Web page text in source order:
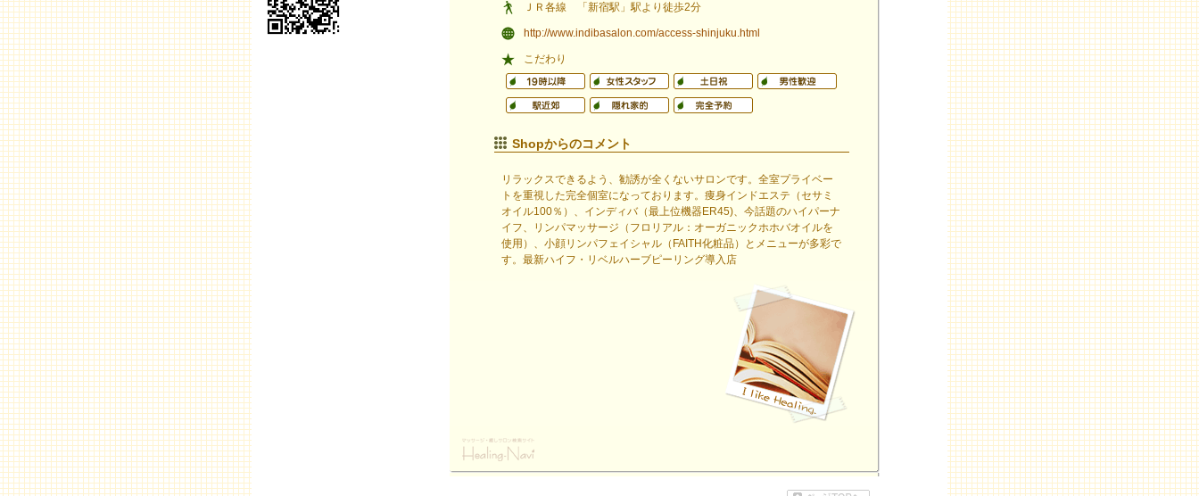
ＪＲ各線 「新宿駅」駅より徒歩2分
http://www.indibasalon.com/access-shinjuku.html
こだわり
Shopからのコメント
リラックスできるよう、勧誘が全くないサロンです。全室プライベー
トを重視した完全個室になっております。痩身インドエステ（セサミ
オイル100％）、インディバ（最上位機器ER45)、今話題のハイパーナ
イフ、リンパマッサージ（フロリアル：オーガニックホホバオイルを
使用）、小顔リンパフェイシャル（FAITH化粧品）とメニューが多彩で
す。最新ハイフ・リベルハーブピーリング導入店